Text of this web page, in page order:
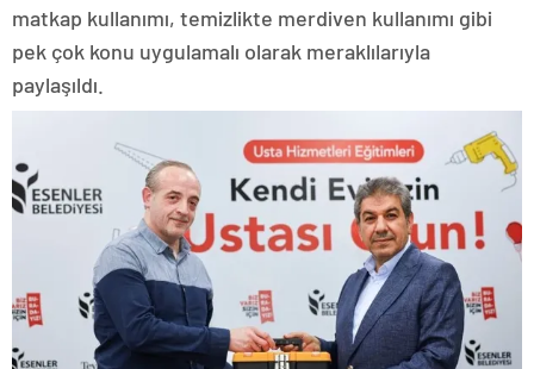
matkap kullanımı, temizlikte merdiven kullanımı gibi
pek çok konu uygulamalı olarak meraklılarıyla
paylaşıldı.